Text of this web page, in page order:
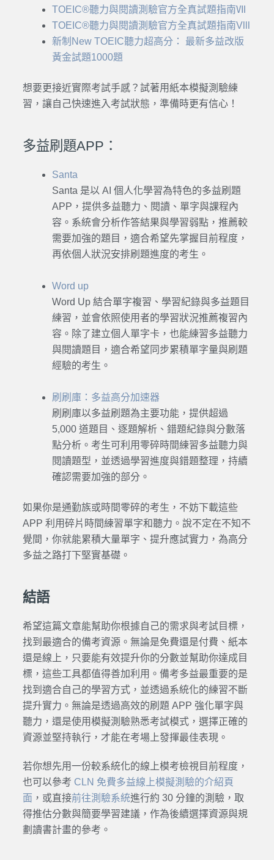
TOEIC®聽力與閱讀測驗官方全真試題指南Ⅶ
TOEIC®聽力與閱讀測驗官方全真試題指南Vlll
新制New TOEIC聽力超高分： 最新多益改版
黃金試題1000題
想要更接近實際考試手感？試著用紙本模擬測驗練
習，讓自己快速進入考試狀態，準備時更有信心！
多益刷題APP：
Santa
Santa 是以 AI 個人化學習為特色的多益刷題
APP，提供多益聽力、閱讀、單字與課程內
容。系統會分析作答結果與學習弱點，推薦較
需要加強的題目，適合希望先掌握目前程度，
再依個人狀況安排刷題進度的考生。
Word up
Word Up 結合單字複習、學習紀錄與多益題目
練習，並會依照使用者的學習狀況推薦複習內
容。除了建立個人單字卡，也能練習多益聽力
與閱讀題目，適合希望同步累積單字量與刷題
經驗的考生。
刷刷庫：多益高分加速器
刷刷庫以多益刷題為主要功能，提供超過
5,000 道題目、逐題解析、錯題紀錄與分數落
點分析。考生可利用零碎時間練習多益聽力與
閱讀題型，並透過學習進度與錯題整理，持續
確認需要加強的部分。
如果你是通勤族或時間零碎的考生，不妨下載這些
APP 利用碎片時間練習單字和聽力。說不定在不知不
覺間，你就能累積大量單字、提升應試實力，為高分
多益之路打下堅實基礎。
結語
希望這篇文章能幫助你根據自己的需求與考試目標，
找到最適合的備考資源。無論是免費還是付費、紙本
還是線上，只要能有效提升你的分數並幫助你達成目
標，這些工具都值得善加利用。備考多益最重要的是
找到適合自己的學習方式，並透過系統化的練習不斷
提升實力。無論是透過高效的刷題 APP 強化單字與
聽力，還是使用模擬測驗熟悉考試模式，選擇正確的
資源並堅持執行，才能在考場上發揮最佳表現。
若你想先用一份較系統化的線上模考檢視目前程度，
也可以參考 CLN 免費多益線上模擬測驗的介紹頁
面 ，或直接前往測驗系統進行約 30 分鐘的測驗，取
得推估分數與簡要學習建議，作為後續選擇資源與規
劃讀書計畫的參考。